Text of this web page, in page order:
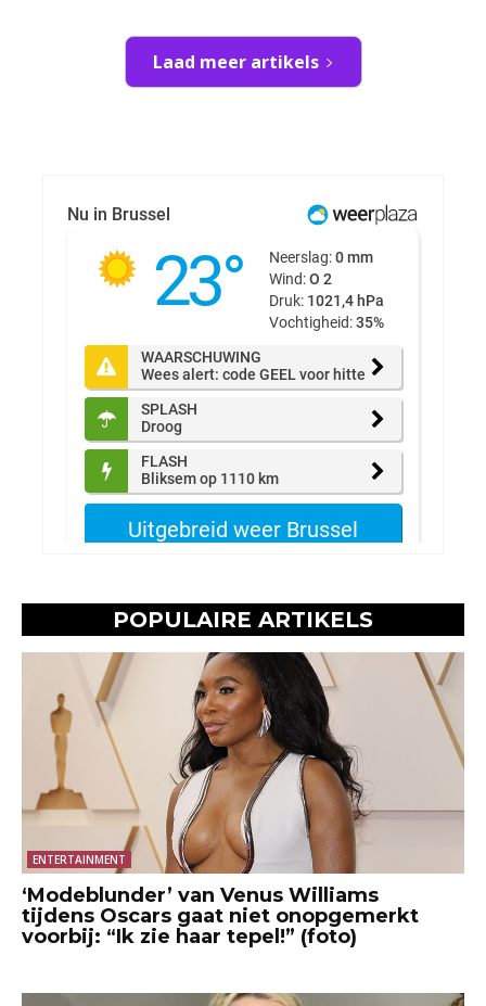
Laad meer artikels
POPULAIRE ARTIKELS
ENTERTAINMENT
‘Modeblunder’ van Venus Williams
tijdens Oscars gaat niet onopgemerkt
voorbij: “Ik zie haar tepel!” (foto)